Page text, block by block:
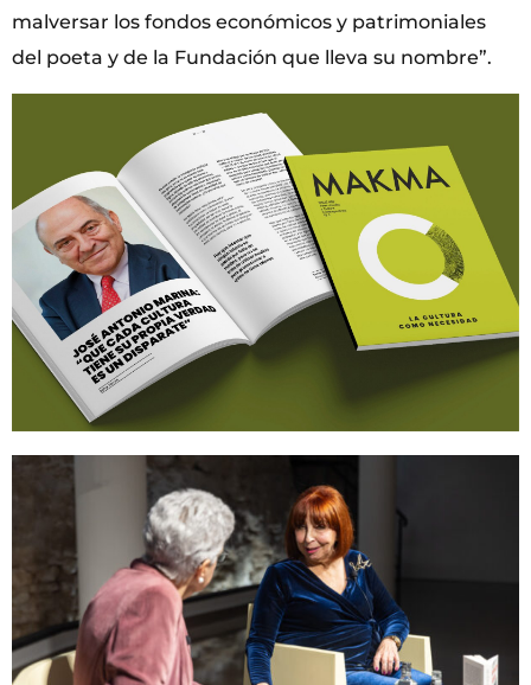
malversar los fondos económicos y patrimoniales
del poeta y de la Fundación que lleva su nombre”.